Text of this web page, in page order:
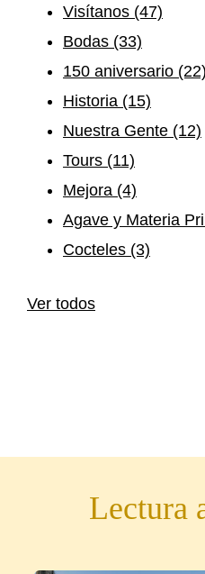
Visítanos (47)
Bodas (33)
150 aniversario (22)
Historia (15)
Nuestra Gente (12)
Tours (11)
Mejora (4)
Agave y Materia
Cocteles (3)
Ver todos
Lectura